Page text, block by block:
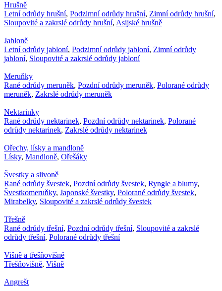
Hrušně
Letní odrůdy hrušní, Podzimní odrůdy hrušní, Zimní odrůdy hrušní,
Sloupovité a zakrslé odrůdy hrušní, Asijské hrušně
Jabloně
Letní odrůdy jabloní, Podzimní odrůdy jabloní, Zimní odrůdy
jabloní, Sloupovité a zakrslé odrůdy jabloní
Meruňky
Rané odrůdy meruněk, Pozdní odrůdy meruněk, Polorané odrůdy
meruněk, Zakrslé odrůdy meruněk
Nektarinky
Rané odrůdy nektarinek, Pozdní odrůdy nektarinek, Polorané
odrůdy nektarinek, Zakrslé odrůdy nektarinek
Ořechy, lísky a mandloně
Lísky, Mandloně, Ořešáky
Švestky a slivoně
Rané odrůdy švestek, Pozdní odrůdy švestek, Ryngle a blumy,
Švestkomeruňky, Japonské švestky, Polorané odrůdy švestek,
Mirabelky, Sloupovité a zakrslé odrůdy švestek
Třešně
Rané odrůdy třešní, Pozdní odrůdy třešní, Sloupovité a zakrslé
odrůdy třešní, Polorané odrůdy třešní
Višně a třešňovišně
Třešňovišně, Višně
Angrešt